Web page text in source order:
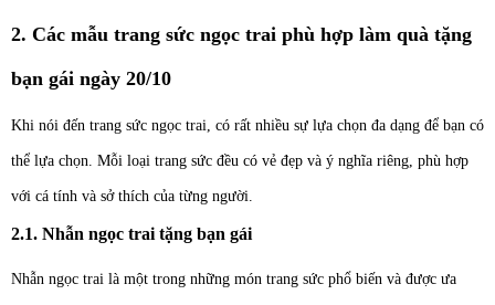
2. Các mẫu trang sức ngọc trai phù hợp làm quà tặng
bạn gái ngày 20/10
Khi nói đến trang sức ngọc trai, có rất nhiều sự lựa chọn đa dạng để bạn có
thể lựa chọn. Mỗi loại trang sức đều có vẻ đẹp và ý nghĩa riêng, phù hợp
với cá tính và sở thích của từng người.
2.1. Nhẫn ngọc trai tặng bạn gái
Nhẫn ngọc trai là một trong những món trang sức phổ biến và được ưa